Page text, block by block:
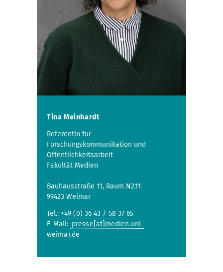
Tina Meinhardt
Referentin für
Forschungskommunikation und
Öffentlichkeitsarbeit
Fakultät Medien
Bauhausstraße 11, Raum N2.11
99423 Weimar
Tel.: +49 (0) 36 43 / 58 37 65
E-Mail: presse[at]medien.uni-
weimar.de